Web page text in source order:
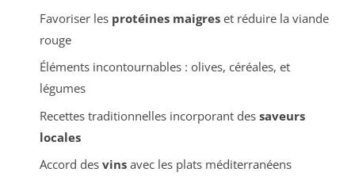
Favoriser les protéines maigreset réduire la viande
rouge
Éléments incontournables : olives, céréales, et
légumes
Recettes traditionnelles incorporant des saveurs
locales
Accord des vinsavec les plats méditerranéens